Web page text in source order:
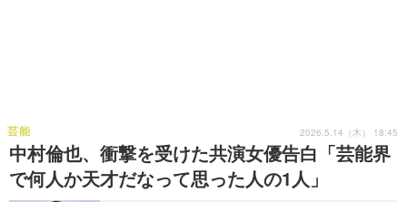
中村倫也、衝撃を受けた共演女優告白「芸能界
で何人か天才だなって思った人の1人」
芸能 2026.5.14（木） 18:45